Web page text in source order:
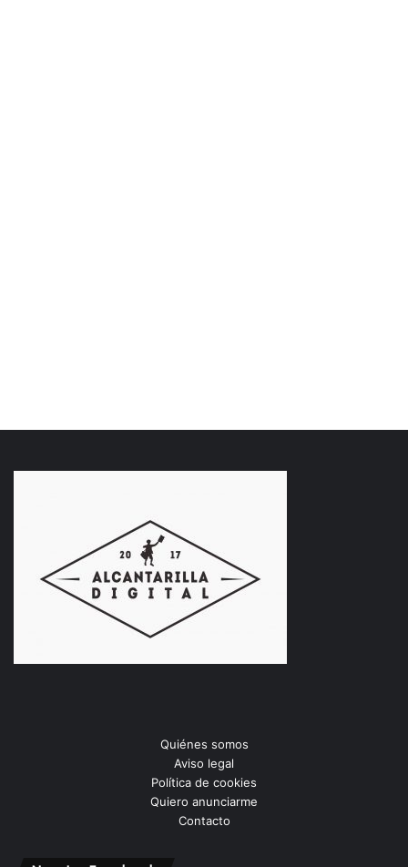
Quiénes somos
Aviso legal
Política de cookies
Quiero anunciarme
Contacto